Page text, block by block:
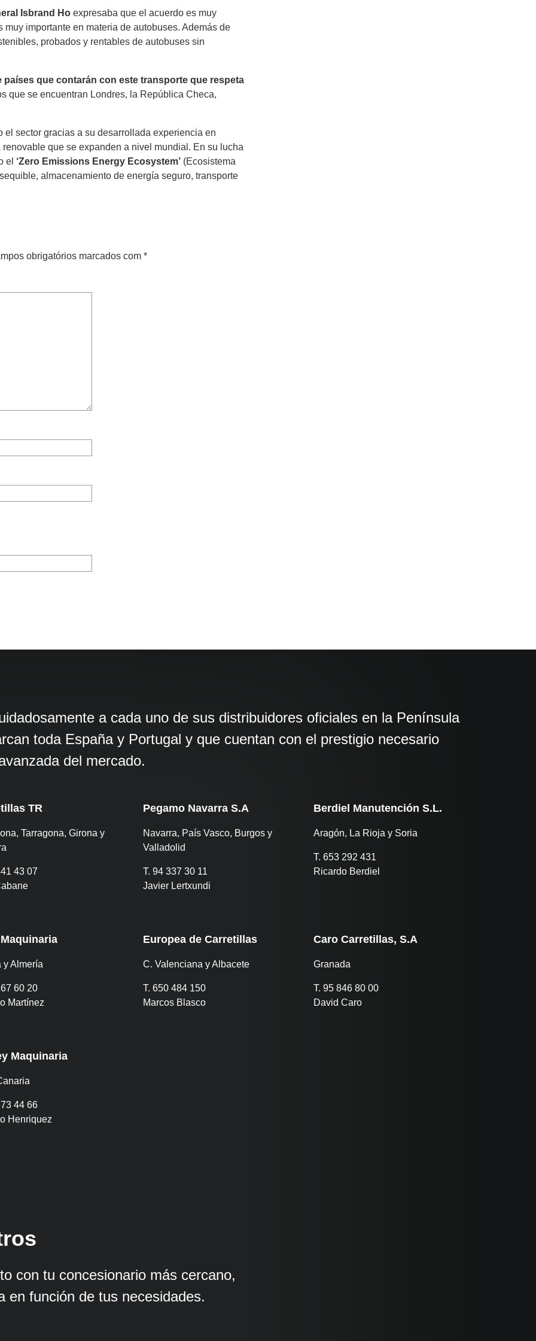
Isbrand Ho expresaba que el acuerdo es muy
importante en materia de autobuses. Además de
probados y rentables de autobuses sin
que contarán con este transporte que respeta
que se encuentran Londres, la República Checa,
sector gracias a su desarrollada experiencia en
que se expanden a nivel mundial. En su lucha
el ‘Zero Emissions Energy Ecosystem’ (Ecosistema
almacenamiento de energía seguro, transporte
obrigatórios marcados com *
a cada uno de sus distribuidores oficiales en la Península
toda España y Portugal y que cuentan con el prestigio necesario
del mercado.
TR
Tarragona, Girona y
43 07
Pegamo Navarra S.A
Navarra, País Vasco, Burgos y
Valladolid
T. 94 337 30 11
Javier Lertxundi
Berdiel Manutención S.L.
Aragón, La Rioja y Soria
T. 653 292 431
Ricardo Berdiel
y Almería
60 20
Martínez
Europea de Carretillas
C. Valenciana y Albacete
T. 650 484 150
Marcos Blasco
Caro Carretillas, S.A
Granada
T. 95 846 80 00
David Caro
Maquinaria
44 66
Henriquez
con tu concesionario más cercano,
en función de tus necesidades.